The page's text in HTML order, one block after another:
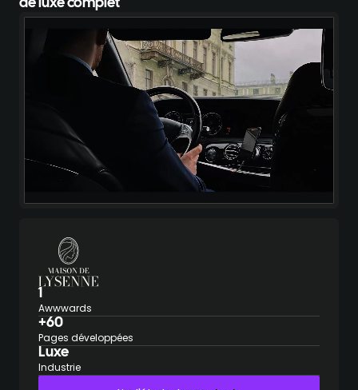
de luxe complet
1
Awwwards
+60
Pages développées
Luxe
Industrie